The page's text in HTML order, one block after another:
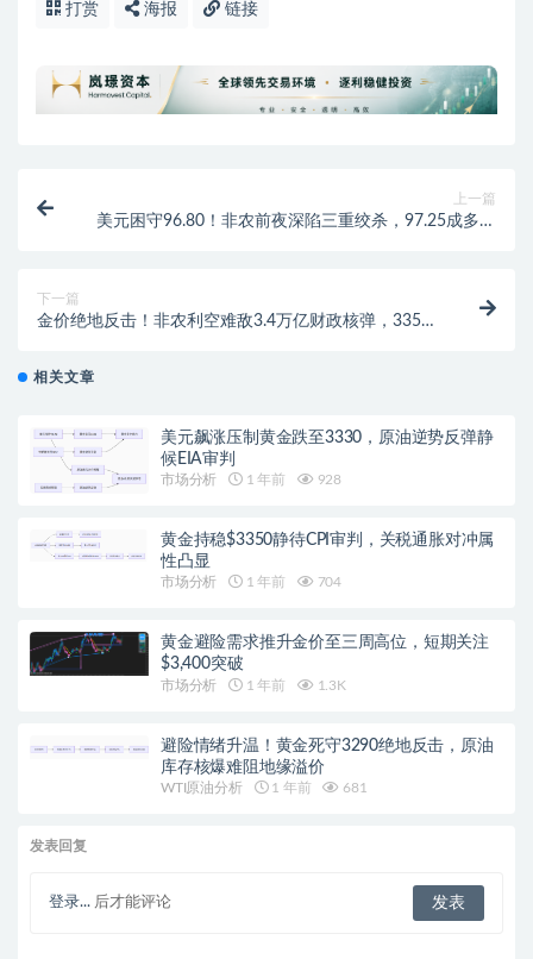
打赏 海报 链接
上一篇
美元困守96.80！非农前夜深陷三重绞杀，97.25成多空
下一篇
金价绝地反击！非农利空难敌3.4万亿财政核弹，3350
相关文章
美元飙涨压制黄金跌至3330，原油逆势反弹静
候EIA审判
市场分析 1 年前 928
黄金持稳$3350静待CPI审判，关税通胀对冲属
性凸显
市场分析 1 年前 704
黄金避险需求推升金价至三周高位，短期关注
$3,400突破
市场分析 1 年前 1.3K
避险情绪升温！黄金死守3290绝地反击，原油
库存核爆难阻地缘溢价
WTI原油分析 1 年前 681
发表回复
登录... 后才能评论